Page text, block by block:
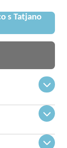
s Tatjano